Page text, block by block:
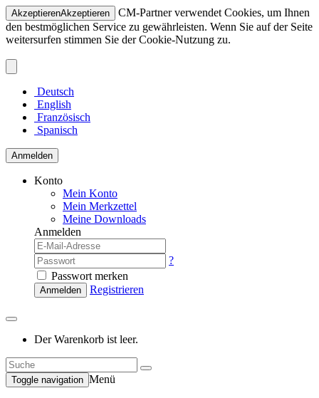
AkzeptierenAkzeptieren
CM-Partner verwendet Cookies, um Ihnen
den bestmöglichen Service zu gewährleisten. Wenn Sie auf der Seite
weitersurfen stimmen Sie der Cookie-Nutzung zu.
Deutsch
English
Französisch
Spanisch
Anmelden
Konto
Mein Konto
Mein Merkzettel
Meine Downloads
Anmelden
?
Passwort merken
Anmelden Registrieren
Der Warenkorb ist leer.
Toggle navigation Menü